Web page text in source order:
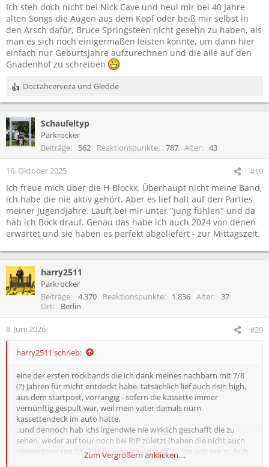
Ich steh doch nicht bei Nick Cave und heul mir bei 40 Jahre
alten Songs die Augen aus dem Kopf oder beiß mir selbst in
den Arsch dafür, Bruce Springsteen nicht gesehn zu haben, als
man es sich noch einigermaßen leisten konnte, um dann hier
einfach nur Geburtsjahre aufzurechnen und die alle auf den
Gnadenhof zu schreiben
R
e
k
t
i
n
e
n
:
Doctahcerveza und Gledde
Schaufeltyp
Parkrocker
Beiträge
562 Reaktionspunkte 787 Alter 43
16. Oktober 2025 #19
Ich freue mich über die H-Blockx. Überhaupt nicht meine Band,
ich habe die nie aktiv gehört. Aber es lief halt auf den Parties
meiner Jugendjahre. Läuft bei mir unter "jung fühlen" und da
hab ich Bock drauf. Genau das habe ich auch 2024 von denen
erwartet und sie haben es perfekt abgeliefert - zur Mittagszeit.
harry2511
Parkrocker
Beiträge
4.370 Reaktionspunkte 1.836 Alter
37
Ort
Berlin
8. Juni 2026 #20
harry2511 schrieb:
eine der ersten rockbands die ich dank meines nachbarn mit 7/8
(?) Jahren für micht entdeckt habe. tatsächlich lief auch risin high,
aus dem startpost, vorrangig - sofern die kassette immer
vernünftig gespult war, weil mein vater damals nurn
kassettendeck im auto hatte.
..und dennoch hab ichs irgendwie nie wirklich geschafft die zu
sehen. weder auf tour noch bei RIP zuletzt (haben die nicht auch
irgenwdann um 12 /13 uhr gespielt oder so ? - das war mir zu früh.
Zum Vergrößern anklicken....